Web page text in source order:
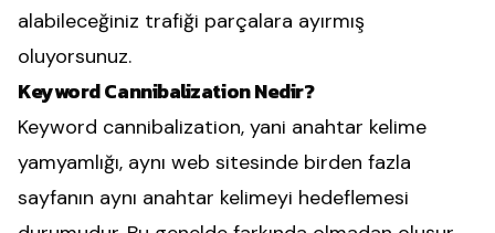
alabileceğiniz trafiği parçalara ayırmış
oluyorsunuz.
Keyword Cannibalization Nedir?
Keyword cannibalization, yani anahtar kelime
yamyamlığı, aynı web sitesinde birden fazla
sayfanın aynı anahtar kelimeyi hedeflemesi